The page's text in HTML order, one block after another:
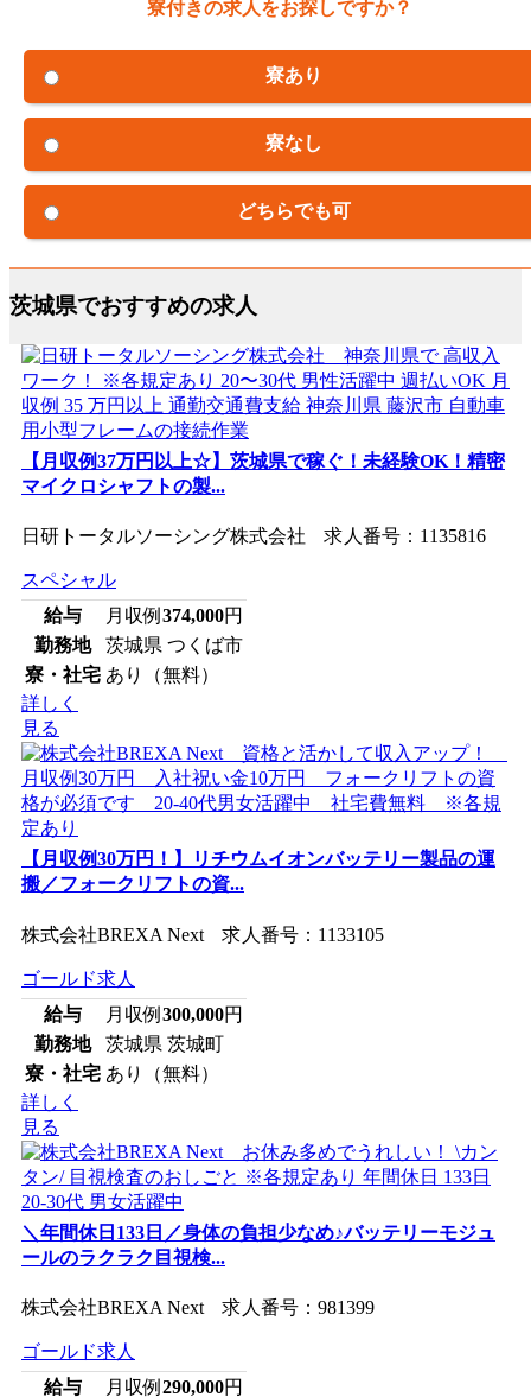
寮付きの求人をお探しですか？
寮あり
寮なし
どちらでも可
茨城県でおすすめの求人
【月収例37万円以上☆】茨城県で稼ぐ！未経験OK！精密
マイクロシャフトの製...
日研トータルソーシング株式会社 求人番号：1135816
スペシャル
給与
月収例 374,000円
勤務地
茨城県 つくば市
寮・社宅 あり（無料）
詳しく
見る
【月収例30万円！】リチウムイオンバッテリー製品の運
搬／フォークリフトの資...
株式会社BREXA Next 求人番号：1133105
ゴールド求人
給与
月収例 300,000円
勤務地
茨城県 茨城町
寮・社宅 あり（無料）
詳しく
見る
＼年間休日133日／身体の負担少なめ♪バッテリーモジュ
ールのラクラク目視検...
株式会社BREXA Next 求人番号：981399
ゴールド求人
給与
月収例 290,000円